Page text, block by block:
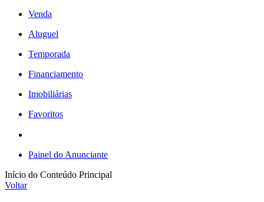
Venda
Aluguel
Temporada
Financiamento
Imobiliárias
Favoritos
Painel do Anunciante
Início do Conteúdo Principal
Voltar